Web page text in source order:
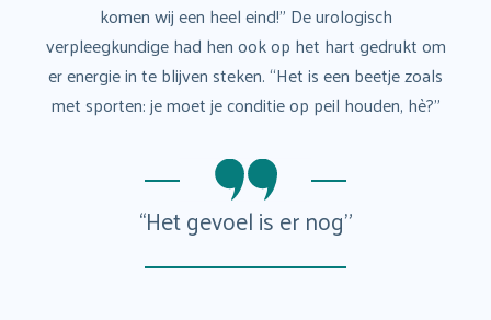
komen wij een heel eind!” De urologisch
verpleegkundige had hen ook op het hart gedrukt om
er energie in te blijven steken. “Het is een beetje zoals
met sporten: je moet je conditie op peil houden, hè?”
“Het gevoel is er nog”